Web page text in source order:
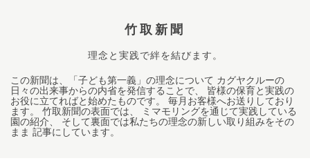
竹取新聞
理念と実践で絆を結びます。
この新聞は、「子ども第一義」の理念について カグヤクルーの
日々の出来事からの内省を発信することで、 皆様の保育と実践の
お役に立てればと始めたものです。 毎月お客様へお送りしており
ます。 竹取新聞の表面では、 ミマモリングを通じて実践している
園の紹介、 そして裏面では私たちの理念の新しい取り組みをその
まま 記事にしています。